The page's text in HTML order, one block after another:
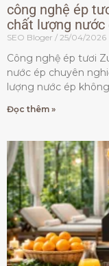
công nghệ ép
chất lượng nước
SEO Bloger 25/04/2026
Công nghệ ép tươi
nước ép chuyên
lượng nước ép
Đọc thêm »